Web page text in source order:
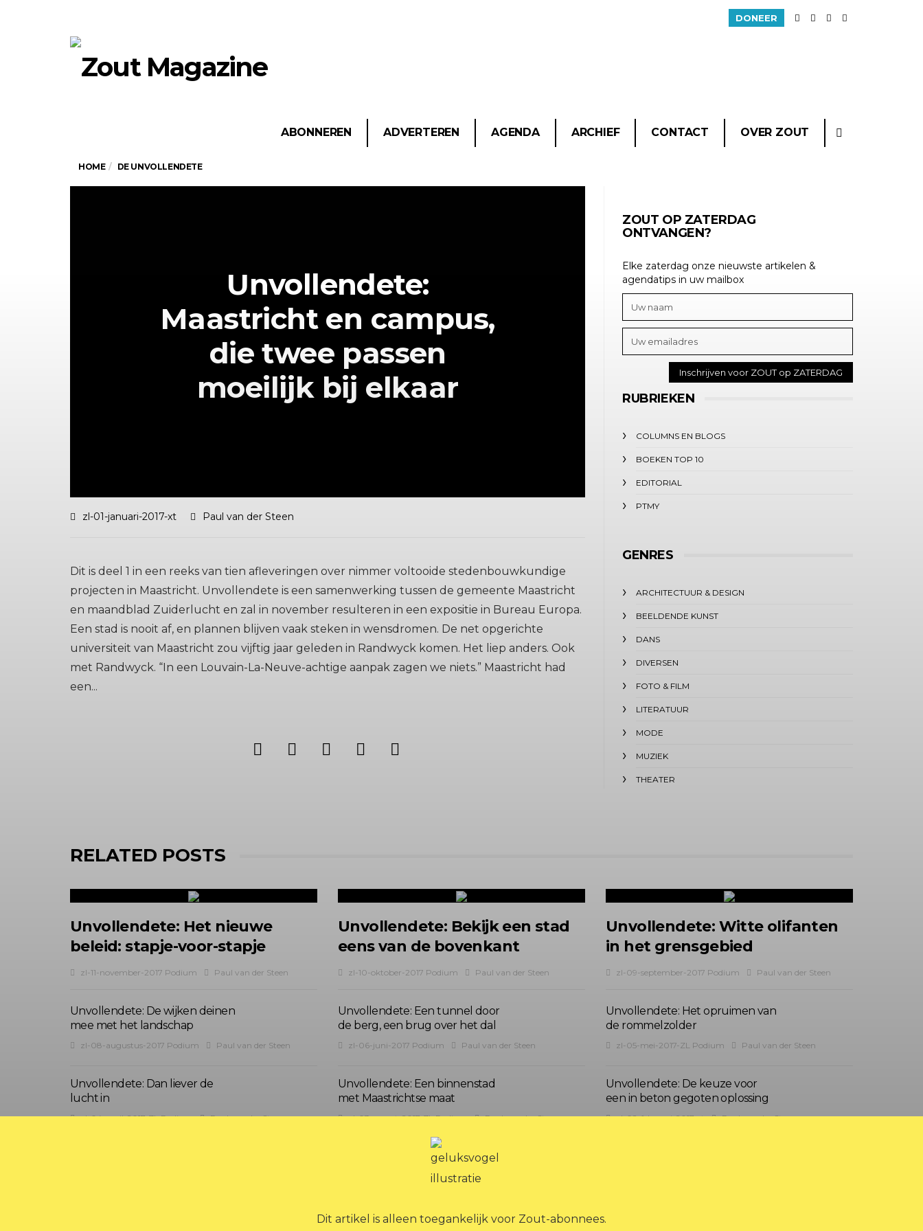
DONEER
ABONNEREN ADVERTEREN AGENDA ARCHIEF CONTACT OVER ZOUT
HOME DE UNVOLLENDETE
Unvollendete:
Maastricht en campus,
die twee passen
moeilijk bij elkaar
zl-01-januari-2017-xt Paul van der Steen
Dit is deel 1 in een reeks van tien afleveringen over nimmer voltooide stedenbouwkundige
projecten in Maastricht. Unvollendete is een samenwerking tussen de gemeente Maastricht
en maandblad Zuiderlucht en zal in november resulteren in een expositie in Bureau Europa.
Een stad is nooit af, en plannen blijven vaak steken in wensdromen. De net opgerichte
universiteit van Maastricht zou vijftig jaar geleden in Randwyck komen. Het liep anders. Ook
met Randwyck. “In een Louvain-La-Neuve-achtige aanpak zagen we niets.” Maastricht had
een...
Dit artikel is alleen toegankelijk voor Zout-abonnees.
ZOUT OP ZATERDAG
ONTVANGEN?
Elke zaterdag onze nieuwste artikelen &
agendatips in uw mailbox
RUBRIEKEN
COLUMNS EN BLOGS
BOEKEN TOP 10
EDITORIAL
PTMY
GENRES
ARCHITECTUUR & DESIGN
BEELDENDE KUNST
DANS
DIVERSEN
FOTO & FILM
LITERATUUR
MODE
MUZIEK
THEATER
RELATED POSTS
Unvollendete: Het nieuwe
beleid: stapje-voor-stapje
zl-11-november-2017 Podium Paul van der Steen
Unvollendete: De wijken deinen
mee met het landschap
zl-08-augustus-2017 Podium Paul van der Steen
Unvollendete: Dan liever de
lucht in
zl-04-april-2017-ZL Podium Paul van der Steen
Unvollendete: Bekijk een stad
eens van de bovenkant
zl-10-oktober-2017 Podium Paul van der Steen
Unvollendete: Een tunnel door
de berg, een brug over het dal
zl-06-juni-2017 Podium Paul van der Steen
Unvollendete: Een binnenstad
met Maastrichtse maat
zl-03-maart-2017-ZL Podium Paul van der Steen
Unvollendete: Witte olifanten
in het grensgebied
zl-09-september-2017 Podium Paul van der Steen
Unvollendete: Het opruimen van
de rommelzolder
zl-05-mei-2017-ZL Podium Paul van der Steen
Unvollendete: De keuze voor
een in beton gegoten oplossing
zl-02-februari-2017-xt Paul van der Steen